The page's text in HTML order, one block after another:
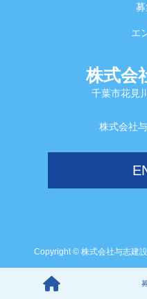
エ
株式会
千葉市花見
株式会社
Copyright © 株式会社与志建